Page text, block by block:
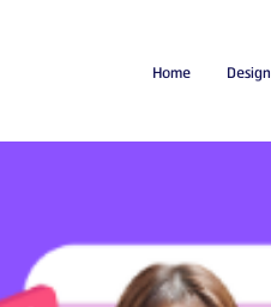
Home Design